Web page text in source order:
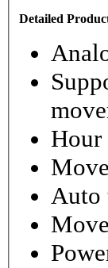
Detailed
Hour
Auto